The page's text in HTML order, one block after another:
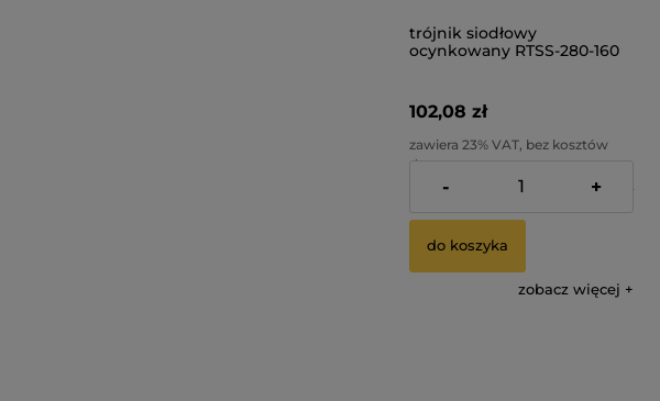
trójnik siodłowy
ocynkowany RTSS-280-160
102,08 zł
zawiera 23% VAT, bez kosztów
dostawy
Cena netto:
82,99 zł
- +
do koszyka
zobacz więcej